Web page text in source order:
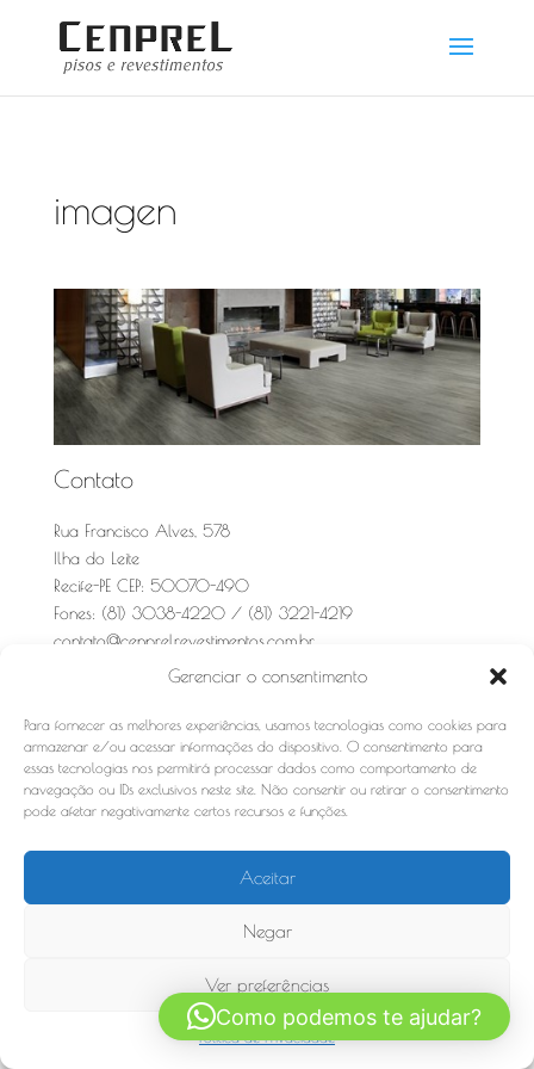
Gerenciar o consentimento
Para fornecer as melhores experiências, usamos tecnologias como cookies para
armazenar e/ou acessar informações do dispositivo. O consentimento para
essas tecnologias nos permitirá processar dados como comportamento de
navegação ou IDs exclusivos neste site. Não consentir ou retirar o consentimento
pode afetar negativamente certos recursos e funções.
Aceitar
Negar
Ver preferências
Politica de Privacidade
imagen
Contato
Rua Francisco Alves, 578
Ilha do Leite
Recife-PE CEP: 50070-490
Fones: (81) 3038-4220 / (81) 3221-4219
contato@cenprelrevestimentos.com.br
81 98159 8069 CLICK no telefone
Rua Francisco Alves, 578 Ilha do Leite Recife-PE CEP:
50070-490 Fone: (81) 3038-4220 / (81) 3221-4219
Como podemos te ajudar?